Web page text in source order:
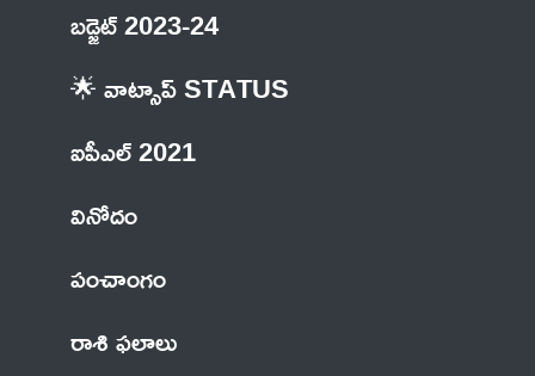
బడ్జెట్ 2023-24
🌟 వాట్సాప్ STATUS
ఐపీఎల్ 2021
వినోదం
పంచాంగం
రాశి ఫలాలు